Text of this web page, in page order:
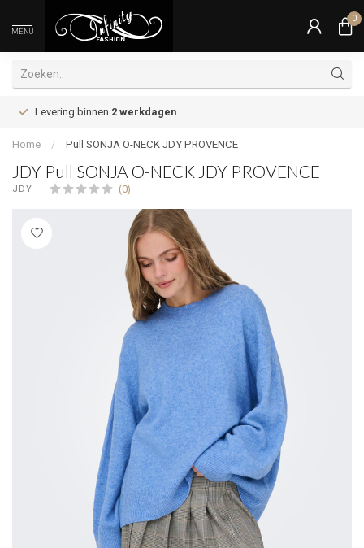
MENU
0
Levering binnen 2 werkdagen
Home / Pull SONJA O-NECK JDY PROVENCE
JDY Pull SONJA O-NECK JDY PROVENCE
JDY (0)